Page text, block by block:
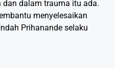
dan dalam trauma itu ada.
menyelesaikan
Prihanande selaku